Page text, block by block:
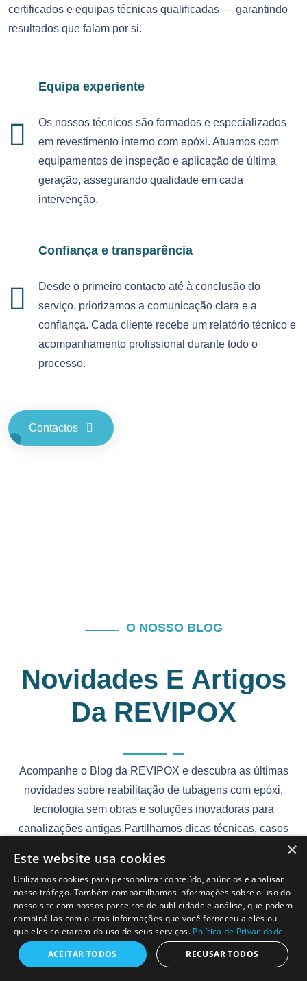
certificados e equipas técnicas qualificadas — garantindo
resultados que falam por si.
Equipa experiente
Os nossos técnicos são formados e especializados
em revestimento interno com epóxi. Atuamos com
equipamentos de inspeção e aplicação de última
geração, assegurando qualidade em cada
intervenção.
Confiança e transparência
Desde o primeiro contacto até à conclusão do
serviço, priorizamos a comunicação clara e a
confiança. Cada cliente recebe um relatório técnico e
acompanhamento profissional durante todo o
processo.
Contactos
O NOSSO BLOG
Novidades E Artigos
Da REVIPOX
Acompanhe o Blog da REVIPOX e descubra as últimas
novidades sobre reabilitação de tubagens com epóxi,
tecnologia sem obras e soluções inovadoras para
canalizações antigas.Partilhamos dicas técnicas, casos
reais e tendências do setor para quem procura informação
clara e atual sobre o futuro das infraestruturas hidráulicas.
×
Este website usa cookies
Utilizamos cookies para personalizar conteúdo, anúncios e analisar
nosso tráfego. Também compartilhamos informações sobre o uso do
nosso site com nossos parceiros de publicidade e análise, que podem
combiná-las com outras informações que você forneceu a eles ou
que eles coletaram do uso de seus serviços. Política de Privacidade
ACEITAR TODOS
RECUSAR TODOS